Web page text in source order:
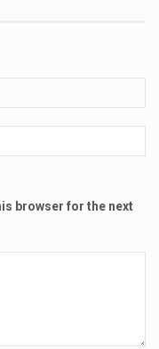
browser for the next